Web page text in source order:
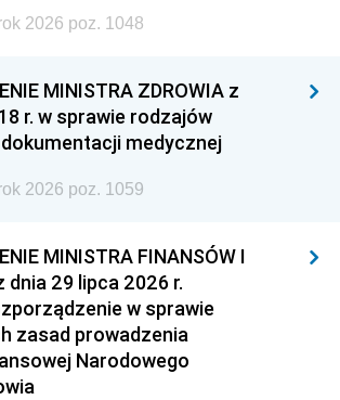
2026 poz. 1048
MINISTRA ZDROWIA z
r. w sprawie rodzajów
medycznej
2026 poz. 1059
MINISTRA FINANSÓW I
dnia 29 lipca 2026 r.
w sprawie
zasad prowadzenia
Narodowego